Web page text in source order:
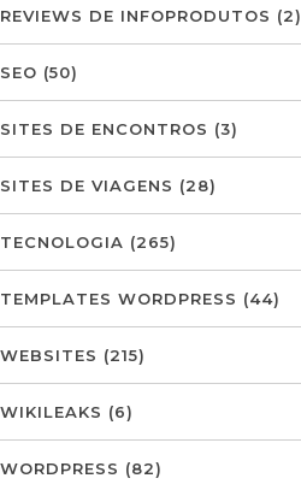
REVIEWS DE INFOPRODUTOS (2)
SEO (50)
SITES DE ENCONTROS (3)
SITES DE VIAGENS (28)
TECNOLOGIA (265)
TEMPLATES WORDPRESS (44)
WEBSITES (215)
WIKILEAKS (6)
WORDPRESS (82)